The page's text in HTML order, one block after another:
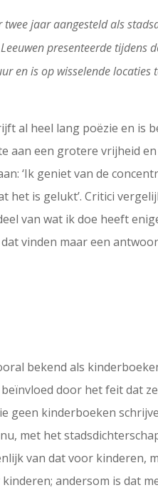
twee jaar aangesteld als
presenteerde
en is op wisselende
al heel lang poëzie en is
aan een grotere vrijheid
‘Ik geniet van de
het is gelukt’. Critici
van wat ik doe heeft
vinden maar een
bekend als
door het feit dat
geen kinderboeken
met het
van dat voor kinderen,
andersom is dat